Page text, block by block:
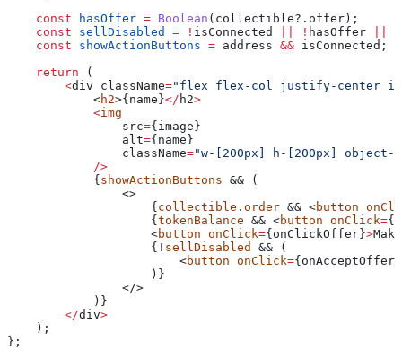
    const
hasOffer = Boolean ( collectible?. offer );
    const
sellDisabled = ! isConnected ! hasOffer
    const
showActionButtons = address && isConnected ;
    return
(
        <
div className="flex flex-col justify-center
            <
h2>{ name }</ h2>
            <
img
                src
={ image }
                alt
={ name }
                className
="w-[200px] h-[200px] object-
            />
            {
showActionButtons && (
                <>
                    {
collectible . order && <button
                    {
tokenBalance && <button onClick={
                    <
button onClick={ onClickOffer }>Make
                    {!
sellDisabled
&& (
                        <
button onClick={ onAcceptOffer
                    )}
                </>
            )}
        </
div>
    );
};